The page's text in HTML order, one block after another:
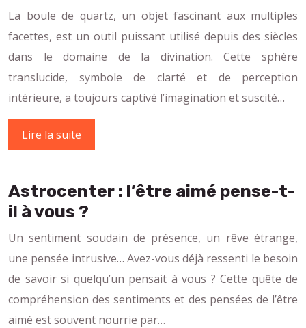
La boule de quartz, un objet fascinant aux multiples
facettes, est un outil puissant utilisé depuis des siècles
dans le domaine de la divination. Cette sphère
translucide, symbole de clarté et de perception
intérieure, a toujours captivé l’imagination et suscité…
Lire la suite
Astrocenter : l’être aimé pense-t-
il à vous ?
Un sentiment soudain de présence, un rêve étrange,
une pensée intrusive… Avez-vous déjà ressenti le besoin
de savoir si quelqu’un pensait à vous ? Cette quête de
compréhension des sentiments et des pensées de l’être
aimé est souvent nourrie par…